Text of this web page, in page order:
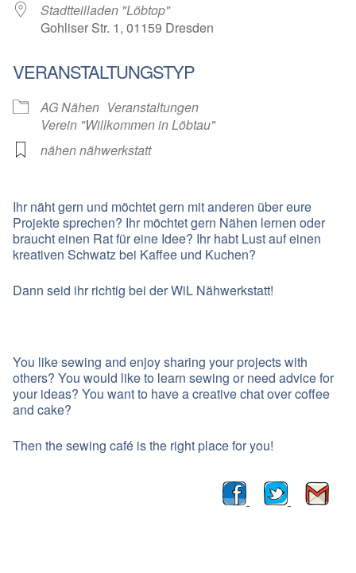
Stadtteilladen "Löbtop"
Gohliser Str. 1, 01159 Dresden
VERANSTALTUNGSTYP
AG Nähen Veranstaltungen
Verein "Willkommen in Löbtau"
nähen nähwerkstatt
Ihr näht gern und möchtet gern mit anderen über eure
Projekte sprechen? Ihr möchtet gern Nähen lernen oder
braucht einen Rat für eine Idee? Ihr habt Lust auf einen
kreativen Schwatz bei Kaffee und Kuchen?
Dann seid ihr richtig bei der WiL Nähwerkstatt!
You like sewing and enjoy sharing your projects with
others? You would like to learn sewing or need advice for
your ideas? You want to have a creative chat over coffee
and cake?
Then the sewing café is the right place for you!